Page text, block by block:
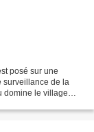
posé sur une
surveillance de la
domine le village